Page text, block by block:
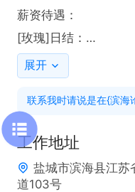
薪资待遇：
[玫瑰]日结：
白班190元/天，夜班
第7天发第6天的工资
[玫瑰]月结：
白班190元/天；夜班
包吃有宿舍
地址：滨海县经济开
展开
联系我时请说是在{滨海
工作地址
盐城市滨海县江苏
道103号